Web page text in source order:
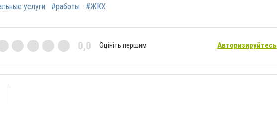
услуги #работы #ЖКХ
0,0 Оцініть першим Авторизируйтесь